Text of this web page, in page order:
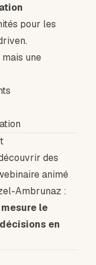
pour les
une
des
animé
Ambrunaz :
le
en